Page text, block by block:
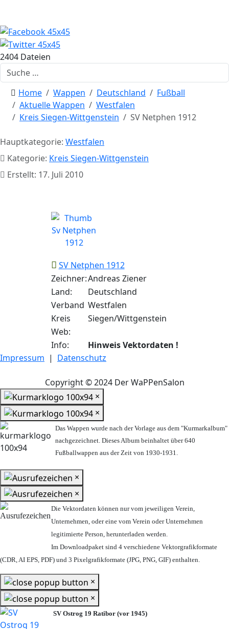
2404 Dateien
Suchen
Home Wappen Deutschland
Fußball
Aktuelle Wappen
Westfalen
Kreis Siegen-Wittgenstein
SV Netphen 1912
Hauptkategorie: Westfalen
Kategorie: Kreis Siegen-Wittgenstein
Erstellt: 17. Juli 2010
SV Netphen 1912
Zeichner:Andreas Ziener
Land:
Deutschland
Verband Westfalen
Kreis
Siegen/Wittgenstein
Web:
Info:
Hinweis Vektordaten !
Impressum | Datenschutz
Copyright © 2024 Der WaPPenSalon
×
×
Das Wappen wurde nach der Vorlage aus dem "Kurmarkalbum"
nachgezeichnet. Dieses Album beinhaltet über 640
Fußballwappen aus der Zeit von 1930-1931.
×
×
Die Vektordaten können nur vom jeweiligen Verein,
Unternehmen, oder eine vom Verein oder Unternehmen
legitimierte Person, herunterladen werden.
Im Downloadpaket sind 4 verschiedene Vektorgrafikformate
(CDR, AI EPS, PDF) und 3 Pixelgrafikformate (JPG, PNG, GIF) enthalten.
×
×
SV Ostrog 19 Ratibor (vor 1945)